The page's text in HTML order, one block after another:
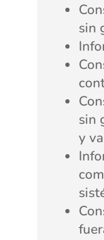
sin
sin
y